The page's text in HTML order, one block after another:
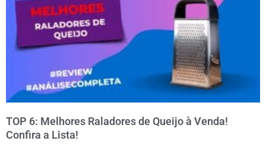
TOP 6: Melhores Raladores de Queijo à Venda!
Confira a Lista!